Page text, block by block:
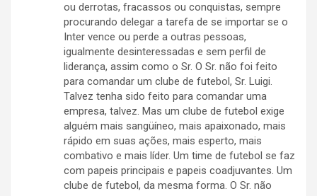
ou derrotas, fracassos ou conquistas, sempre
procurando delegar a tarefa de se importar se o
Inter vence ou perde a outras pessoas,
igualmente desinteressadas e sem perfil de
liderança, assim como o Sr. O Sr. não foi feito
para comandar um clube de futebol, Sr. Luigi.
Talvez tenha sido feito para comandar uma
empresa, talvez. Mas um clube de futebol exige
alguém mais sangüíneo, mais apaixonado, mais
rápido em suas ações, mais esperto, mais
combativo e mais líder. Um time de futebol se faz
com papeis principais e papeis coadjuvantes. Um
clube de futebol, da mesma forma. O Sr. não